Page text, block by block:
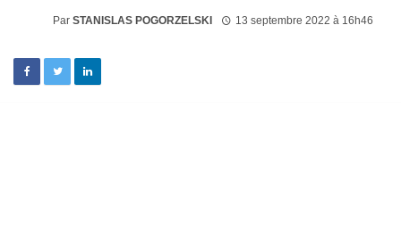
Par STANISLAS POGORZELSKI 13 septembre 2022 à 16h46